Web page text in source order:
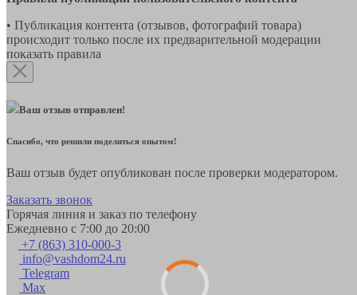
• Публикация контента (отзывов, фотографий товара)
происходит только после их предварительной модерации
показать правила
Ваш отзыв отправлен!
Спасибо, что решили поделиться опытом!
Ваш отзыв будет опубликован после проверки модератором.
Заказать звонок
Горячая линия и заказ по телефону
Ежедневно с 7:00 до 20:00
+7 (863) 310-000-3
info@vashdom24.ru
Telegram
Max